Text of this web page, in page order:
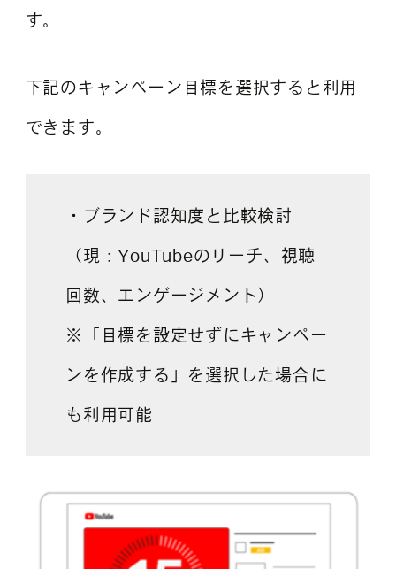
す。
下記のキャンペーン目標を選択すると利用
できます。
・ブランド認知度と比較検討
（現：YouTubeのリーチ、視聴
回数、エンゲージメント）
※「目標を設定せずにキャンペー
ンを作成する」を選択した場合に
も利用可能